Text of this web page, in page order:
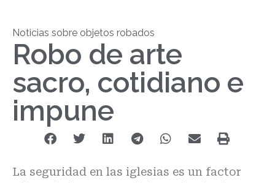
Noticias sobre objetos robados
Robo de arte
sacro, cotidiano e
impune
La seguridad en las iglesias es un factor